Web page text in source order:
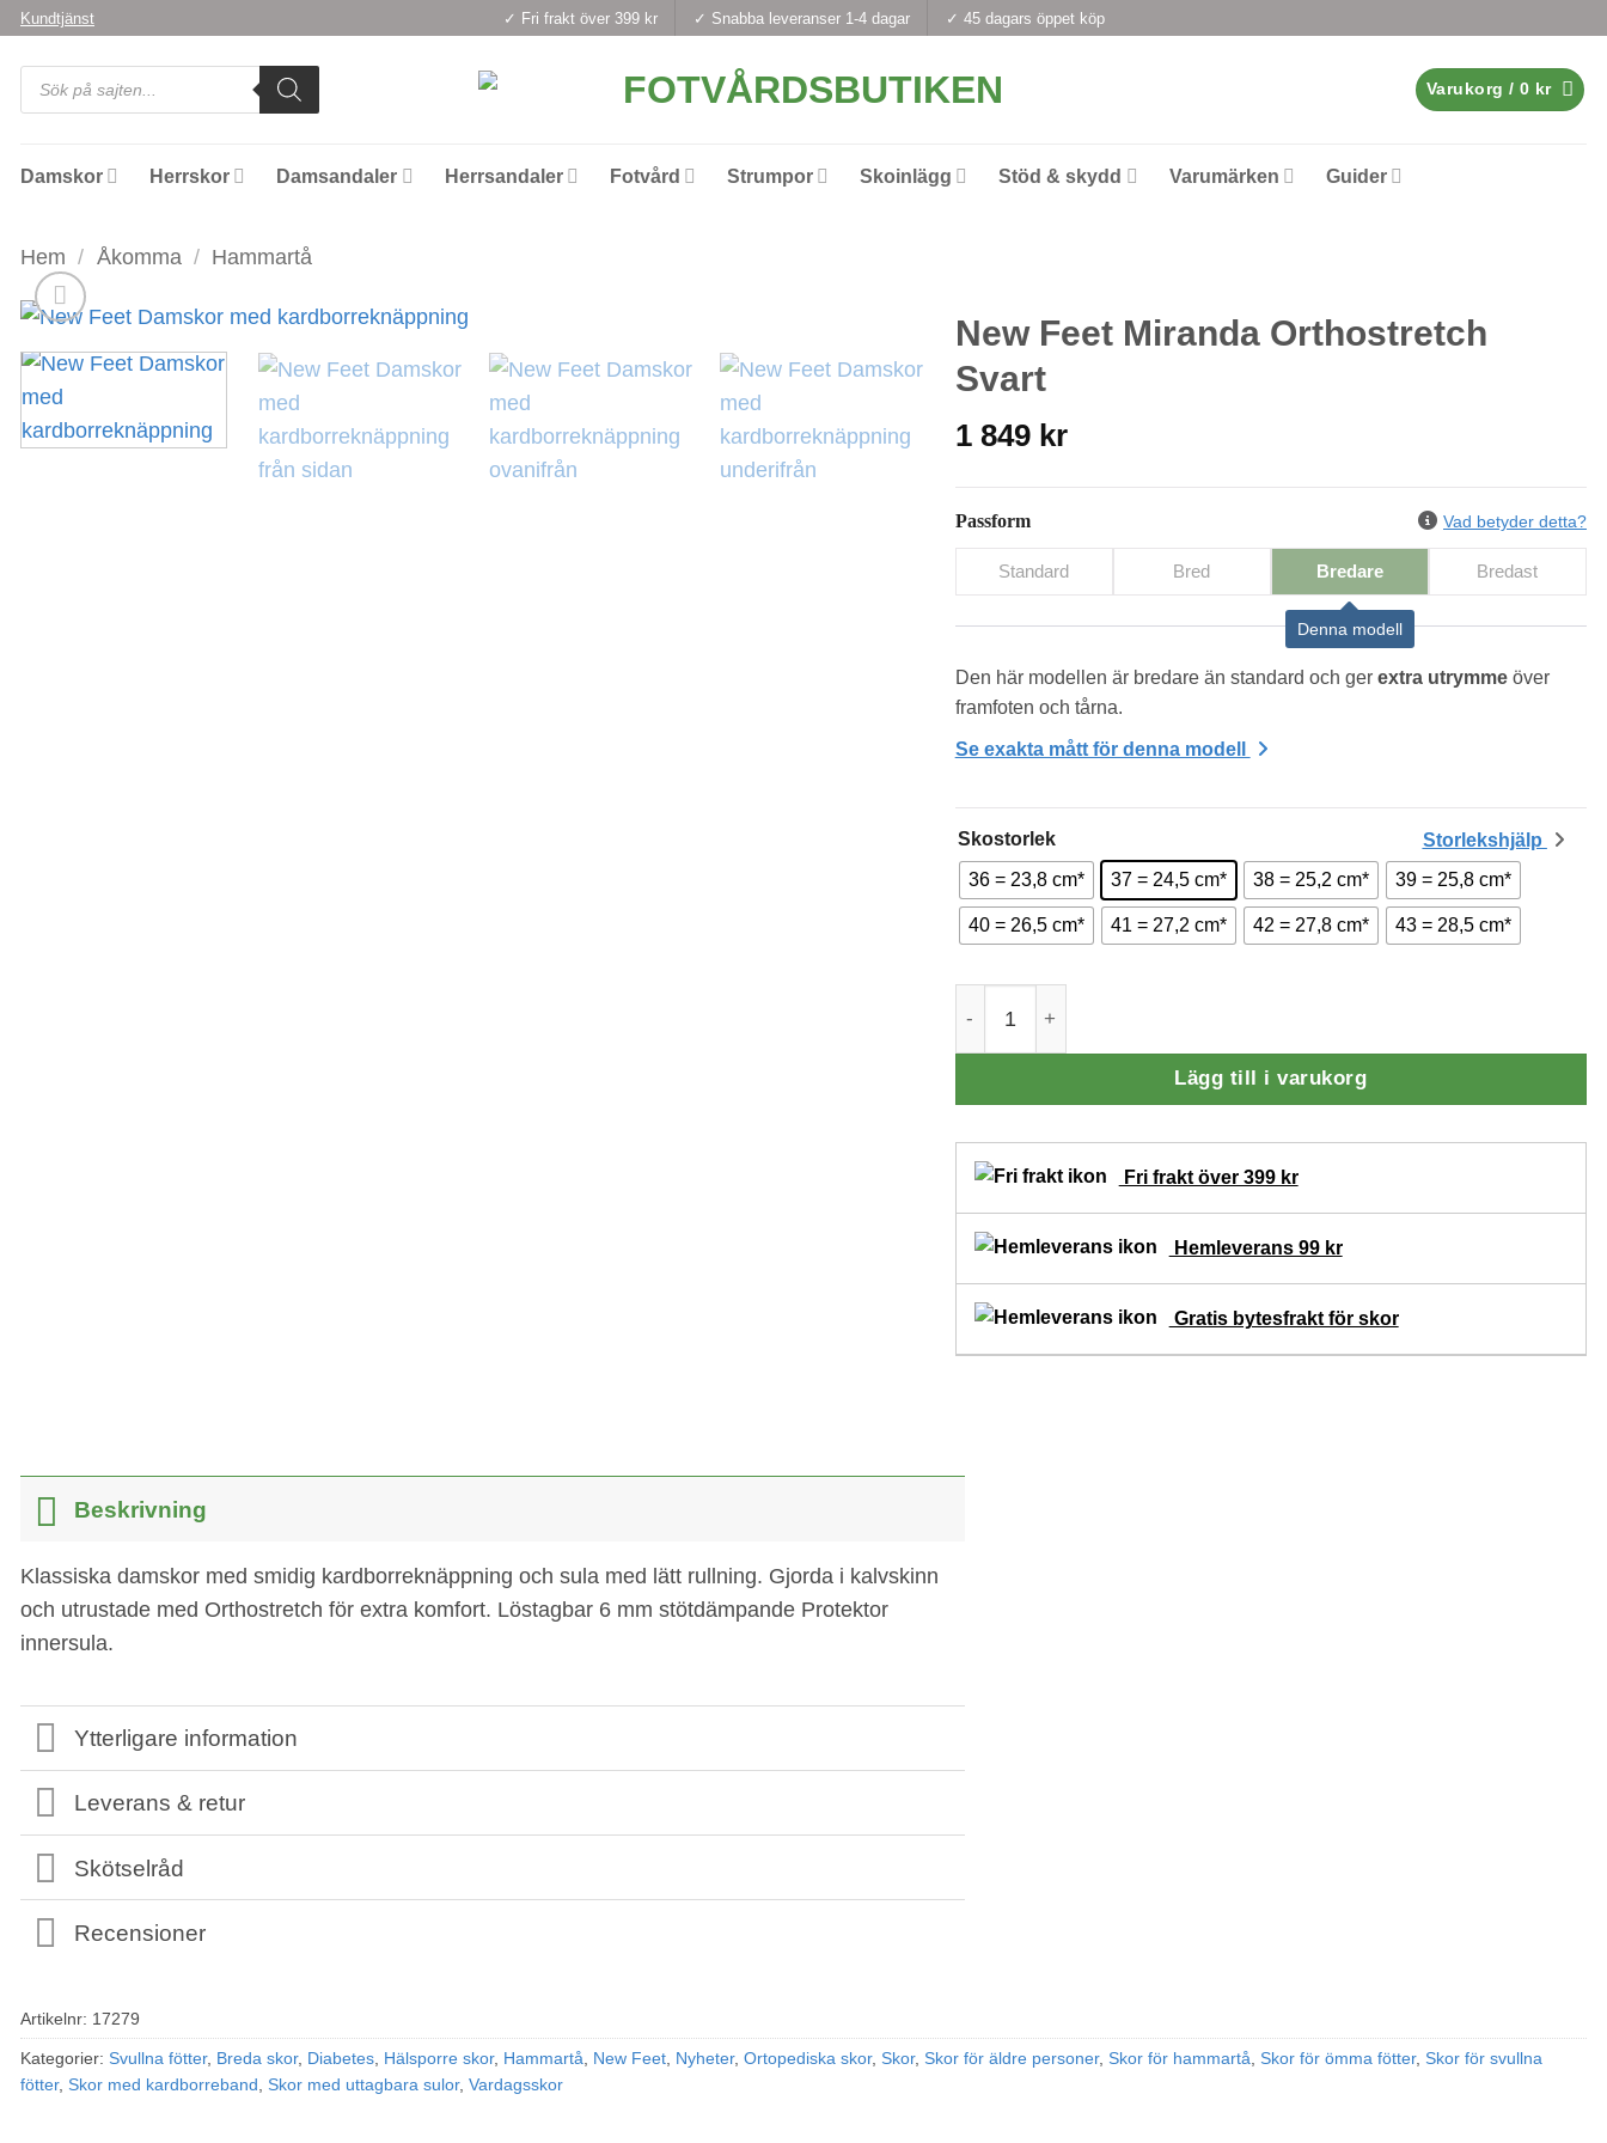
Skip
content
Kundtjänst ✓ Fri frakt över 399 kr ✓ Snabba leveranser 1-4 dagar ✓ 45 dagars öppet köp
Products
search
Varukorg / 0 kr
Damskor Herrskor Damsandaler Herrsandaler Fotvård Strumpor Skoinlägg Stöd & skydd Varumärken Guider
Hem / Åkomma / Hammartå
New Feet Miranda Orthostretch
Svart
1 849 kr
Passform Vad betyder detta?
Standard Bred Bredare
Denna modell
Bredast
Den här modellen är bredare än standard och ger extra utrymme över
framfoten och tårna.
Se exakta mått för denna modell
Skostorlek
Storlekshjälp
36 = 23,8 cm*
37 = 24,5 cm* 38 = 25,2 cm* 39 = 25,8 cm*
40 = 26,5 cm* 41 = 27,2 cm* 42 = 27,8 cm* 43 = 28,5 cm*
Lägg till i varukorg
Fri frakt över 399 kr
Hemleverans 99 kr
Gratis bytesfrakt för skor
Beskrivning
Klassiska damskor med smidig kardborreknäppning och sula med lätt rullning. Gjorda i kalvskinn
och utrustade med Orthostretch för extra komfort. Löstagbar 6 mm stötdämpande Protektor
innersula.
Ytterligare information
Leverans & retur
Skötselråd
Recensioner
Artikelnr: 17279
Kategorier: Svullna fötter, Breda skor, Diabetes, Hälsporre skor, Hammartå, New Feet, Nyheter, Ortopediska skor, Skor, Skor för äldre personer, Skor för hammartå, Skor för ömma fötter, Skor för svullna
fötter, Skor med kardborreband, Skor med uttagbara sulor, Vardagsskor